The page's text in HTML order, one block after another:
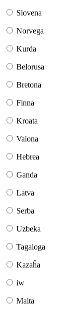
Slovena
Norvega
Kurda
Belorusa
Bretona
Finna
Kroata
Valona
Hebrea
Ganda
Latva
Serba
Uzbeka
Tagaloga
Kazaĥa
iw
Malta